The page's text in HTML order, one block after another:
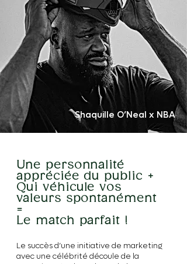
Shaquille O’Neal x NBA
Une personnalité
appréciée du public +
Qui véhicule vos
valeurs spontanément
=
Le match parfait !
Le succès d’une initiative de marketing
avec une célébrité découle de la